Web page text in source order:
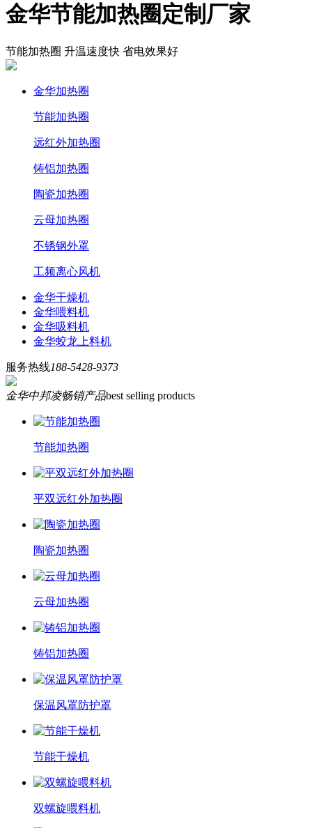
金华节能加热圈定制厂家
节能加热圈 升温速度快 省电效果好
金华加热圈
节能加热圈
远红外加热圈
铸铝加热圈
陶瓷加热圈
云母加热圈
不锈钢外罩
工频离心风机
金华干燥机
金华喂料机
金华吸料机
金华蛟龙上料机
服务热线188-5428-9373
金华中邦凌畅销产品best selling products
节能加热圈
平双远红外加热圈
陶瓷加热圈
云母加热圈
铸铝加热圈
保温风罩防护罩
节能干燥机
双螺旋喂料机